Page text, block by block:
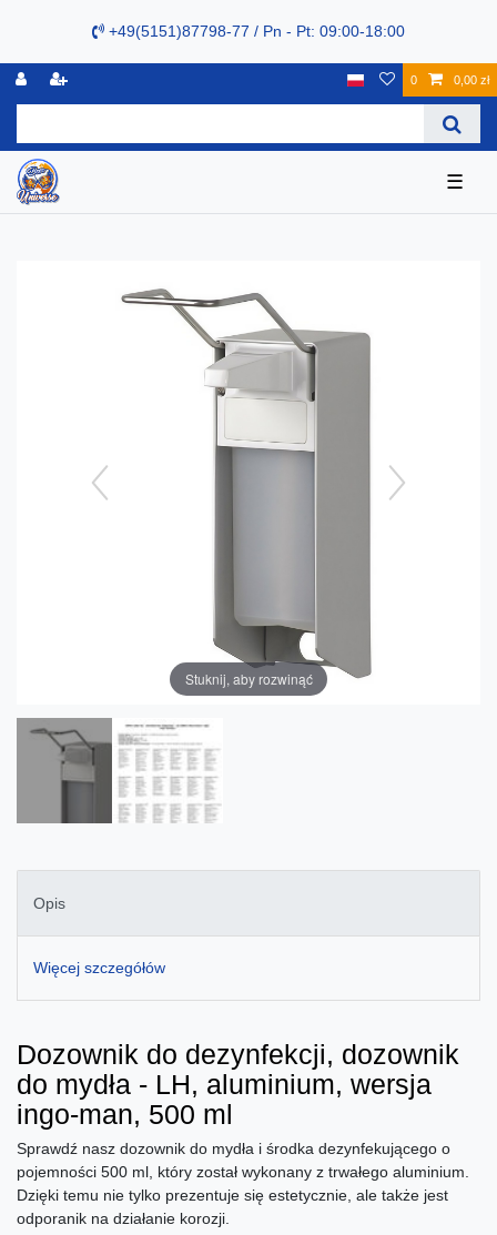
+49(5151)87798-77 / Pn - Pt: 09:00-18:00
0 0,00 zł
☰
Stuknij, aby rozwinąć
Opis
Więcej szczegółów
Dozownik do dezynfekcji, dozownik
do mydła - LH, aluminium, wersja
ingo-man, 500 ml
Sprawdź nasz dozownik do mydła i środka dezynfekującego o
pojemności 500 ml, który został wykonany z trwałego aluminium.
Dzięki temu nie tylko prezentuje się estetycznie, ale także jest
odporanik na działanie korozji.